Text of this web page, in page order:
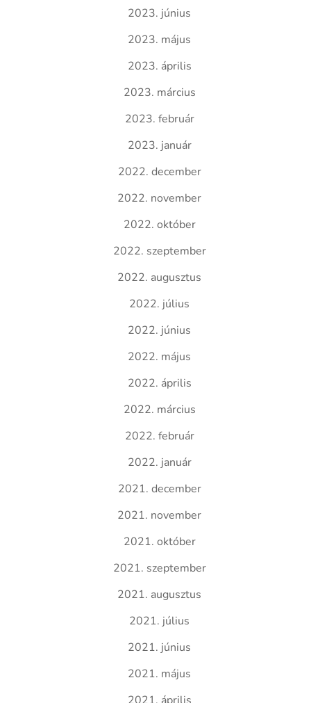
2023. június
2023. május
2023. április
2023. március
2023. február
2023. január
2022. december
2022. november
2022. október
2022. szeptember
2022. augusztus
2022. július
2022. június
2022. május
2022. április
2022. március
2022. február
2022. január
2021. december
2021. november
2021. október
2021. szeptember
2021. augusztus
2021. július
2021. június
2021. május